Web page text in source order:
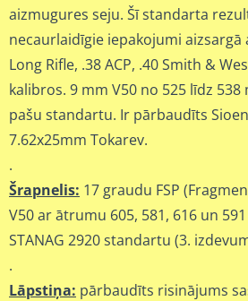
aizmugures seju. Šī standarta
necaurlaidīgie iepakojumi
Long Rifle, .38 ACP, .40 Smith &
kalibros. 9 mm V50 no 525 līdz
pašu standartu. Ir pārbaudīts
7.62x25mm Tokarev.
.
Šrapnelis: 17 graudu FSP
V50 ar ātrumu 605, 581, 616 un
STANAG 2920 standartu (3.
.
Lāpstiņa: pārbaudīts risinājums